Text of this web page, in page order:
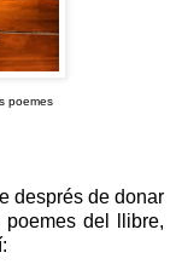
poemes
després de donar
poemes del llibre,